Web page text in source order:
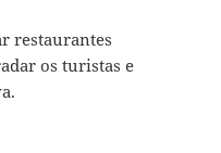
restaurantes
os turistas e